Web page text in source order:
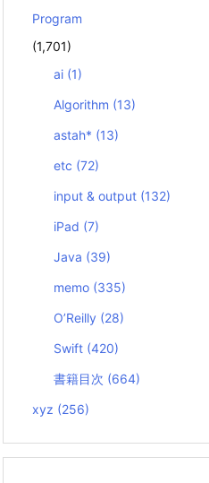
Program
(1,701)
ai (1)
Algorithm (13)
astah* (13)
etc (72)
input & output (132)
iPad (7)
Java (39)
memo (335)
O’Reilly (28)
Swift (420)
書籍目次 (664)
xyz (256)